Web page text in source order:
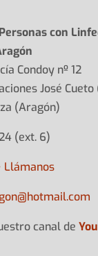
con
Condoy nº 12
José
(Aragón)
(ext. 6)
Llámanos
on@hotmail.com
canal de